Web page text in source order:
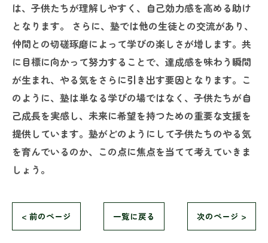
は、子供たちが理解しやすく、自己効力感を高める助け
となります。 さらに、塾では他の生徒との交流があり、
仲間との切磋琢磨によって学びの楽しさが増します。共
に目標に向かって努力することで、達成感を味わう瞬間
が生まれ、やる気をさらに引き出す要因となります。こ
のように、塾は単なる学びの場ではなく、子供たちが自
己成長を実感し、未来に希望を持つための重要な支援を
提供しています。塾がどのようにして子供たちのやる気
を育んでいるのか、この点に焦点を当てて考えていきま
しょう。
< 前のページ 一覧に戻る 次のページ >